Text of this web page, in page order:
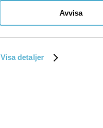
Visa detaljer
Avvisa